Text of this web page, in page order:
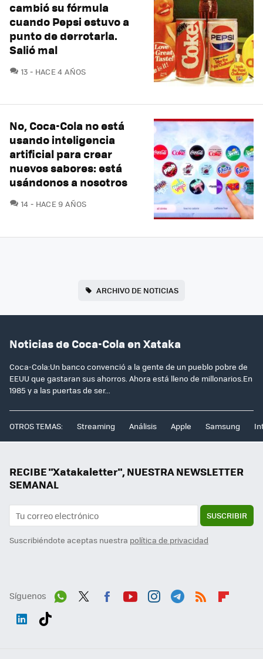
cambió su fórmula
cuando Pepsi estuvo a
punto de derrotarla.
Salió mal
13 COMENTARIOS
HACE 4 AÑOS
No, Coca-Cola no está
usando inteligencia
artificial para crear
nuevos sabores: está
usándonos a nosotros
14 COMENTARIOS
HACE 9 AÑOS
ARCHIVO DE NOTICIAS
Noticias de Coca-Cola en Xataka
Coca-Cola:Un banco convenció a la gente de un pueblo pobre de
EEUU que gastaran sus ahorros. Ahora está lleno de millonarios.En
1985 y a las puertas de ser...
OTROS TEMAS: Streaming Análisis Apple Samsung
RECIBE "Xatakaletter", NUESTRA NEWSLETTER
SEMANAL
SUSCRIBIR
Suscribiéndote aceptas nuestra política de privacidad
Síguenos